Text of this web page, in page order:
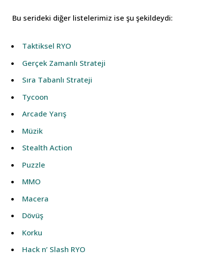
Bu serideki diğer listelerimiz ise şu şekildeydi:
Taktiksel RYO
Gerçek Zamanlı Strateji
Sıra Tabanlı Strateji
Tycoon
Arcade Yarış
Müzik
Stealth Action
Puzzle
MMO
Macera
Dövüş
Korku
Hack n’ Slash RYO